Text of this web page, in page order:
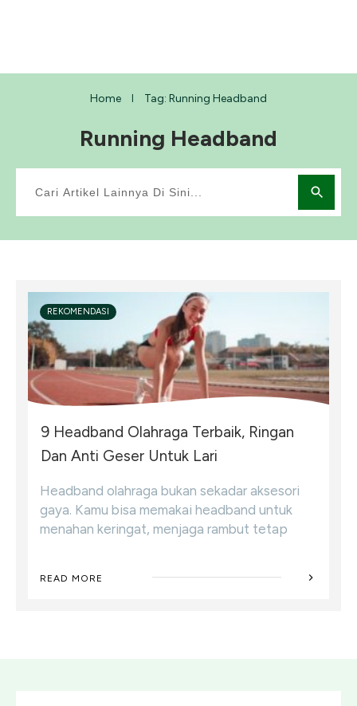
Home Tag: Running Headband
Running Headband
REKOMENDASI
9 Headband Olahraga Terbaik, Ringan
Dan Anti Geser Untuk Lari
Headband olahraga bukan sekadar aksesori
gaya. Kamu bisa memakai headband untuk
menahan keringat, menjaga rambut tetap
READ MORE